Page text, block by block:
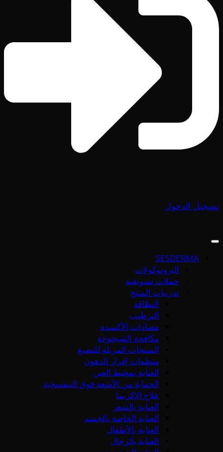
تسجيل الدخول
SESDERMA
البروتوكولات
حملات تسويقية
تدريبات المنتج
النظافة
الترطيب
مضادات الأكسدة
مكافحة الشيخوخة
المنتجات المزيلة للتصبغ
منظمات إفراز الدهون
العناية بمحيط العين
الحماية من الأشعة فوق البنفسجية
علاج الإكزيما
العناية بالشعر
العناية الخاصة بالجسم
العناية بالأطفال
العناية بالرجال